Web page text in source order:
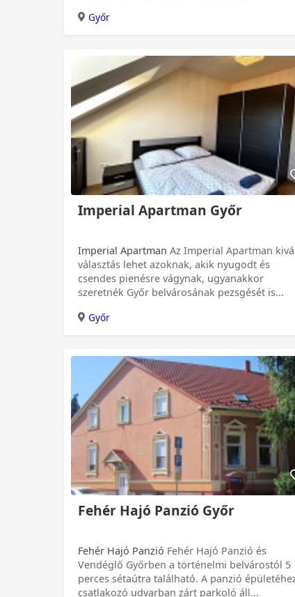
Győr
Imperial Apartman Győr
Imperial Apartman
választás lehet azoknak, akik nyugodt és
csendes pienésre vágynak, ugyanakkor
szeretnék Győr belvárosának pezsgését is...
Győr
Fehér Hajó Panzió Győr
Fehér Hajó Panzió
Vendéglő Győrben a történelmi belvárostól 5
perces sétaútra található. A panzió
csatlakozó udvarban zárt parkoló áll...